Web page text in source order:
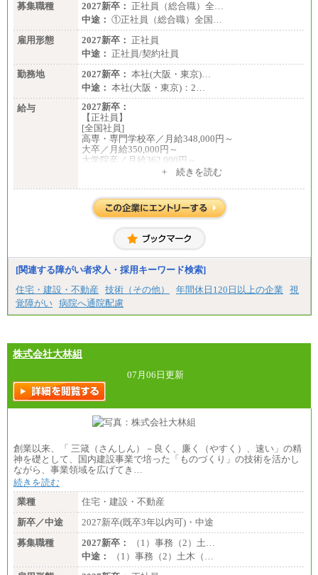
募集職種
2027新卒： 正社員（総合職）全…
中途： ①正社員（総合職）全国…
雇用形態
2027新卒： 正社員
中途： 正社員/契約社員
勤務地
2027新卒： 本社(大阪・東京)…
中途： 本社(大阪・東京)：2…
給与
2027新卒：
【正社員】
[全国社員]
高専・専門学校卒／月給348,000円～
大卒／月給350,000円～
大学院卒／月給362,000円～
[地域社員]月給295,000円～
【正社員】
[全国社員]月給348,000円～
[地域社員]月給295,000円～
【契約社員】月給200,000円～
+ 続きを読む
[関連する障がい者求人・採用キーワード検索]
住宅・建設・不動産
技術（その他） 年間休日120日以上の企業
視
覚障がい 病院へ通院配慮
株式会社大林組
07月06日更新
創業以来、「 三箴（さんしん）－良く、廉く（やすく）、速い」の精
神を礎として、国内建設事業で培った「ものづくり」の技術を活かし
ながら、事業領域を広げてき…
続きを読む
業種
住宅・建設・不動産
新卒／中途
2027新卒(既卒3年以内可)・中途
募集職種
2027新卒：
（1）事務（2）土…
中途：
（1）事務（2）土木（…